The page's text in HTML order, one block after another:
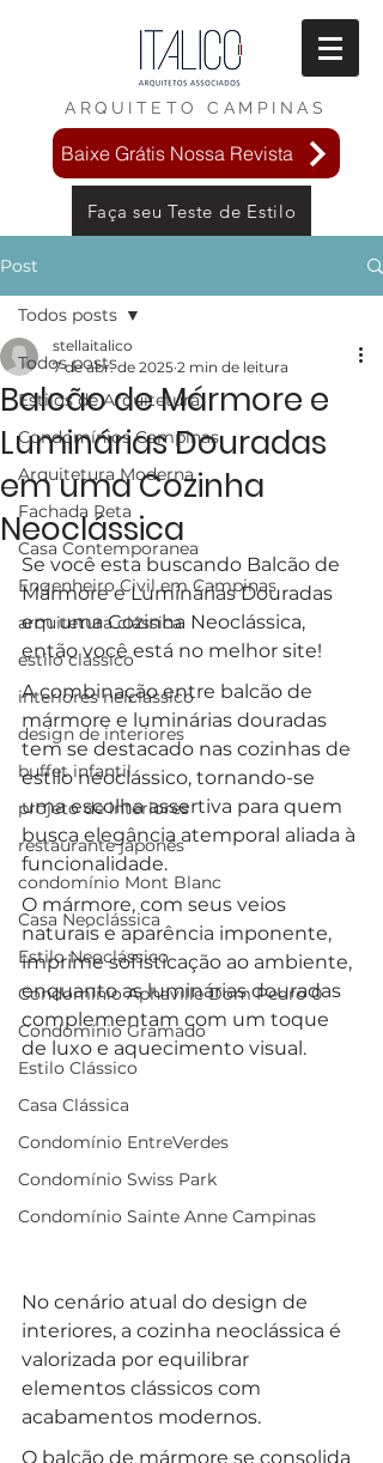
ARQUITETO CAMPINAS
Baixe Grátis Nossa Revista
Faça seu Teste de Estilo
Post
Todos posts
Estilos de Arquitetura
Condomínios Campinas
Arquitetura Moderna
Fachada Reta
Casa Contemporanea
Engenheiro Civil em Campinas
arquitetura clássica
estilo clássico
interiores neiclássico
design de interiores
buffet infantil
projeto de interiores
restaurante japonês
condomínio Mont Blanc
Casa Neoclássica
Estilo Neoclássico
Condomínio Aphaville Dom Pedro 0
Condomínio Gramado
Estilo Clássico
Casa Clássica
Condomínio EntreVerdes
Condomínio Swiss Park
Condomínio Sainte Anne Campinas
Todos posts
Balcão de Mármore e
Luminárias Douradas
em uma Cozinha
Neoclássica
stellaitalico
7 de abr. de 2025 2 min de leitura
Se você esta buscando Balcão de
Mármore e Luminárias Douradas
em uma Cozinha Neoclássica,
então você está no melhor site!
A combinação entre balcão de
mármore e luminárias douradas
tem se destacado nas cozinhas de
estilo neoclássico, tornando-se
uma escolha assertiva para quem
busca elegância atemporal aliada à
funcionalidade.
O mármore, com seus veios
naturais e aparência imponente,
imprime sofisticação ao ambiente,
enquanto as luminárias douradas
complementam com um toque
de luxo e aquecimento visual.
No cenário atual do design de
interiores, a cozinha neoclássica é
valorizada por equilibrar
elementos clássicos com
acabamentos modernos.
O balcão de mármore se consolida